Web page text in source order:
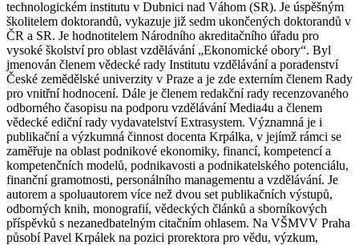
technologickém institutu v Dubnici nad Váhom (SR). Je úspěšným
školitelem doktorandů, vykazuje již sedm ukončených doktorandů v
ČR a SR. Je hodnotitelem Národního akreditačního úřadu pro
vysoké školství pro oblast vzdělávání „Ekonomické obory“. Byl
jmenován členem vědecké rady Institutu vzdělávání a poradenství
České zemědělské univerzity v Praze a je zde externím členem Rady
pro vnitřní hodnocení. Dále je členem redakční rady recenzovaného
odborného časopisu na podporu vzdělávání Media4u a členem
vědecké ediční rady vydavatelství Extrasystem. Významná je i
publikační a výzkumná činnost docenta Krpálka, v jejímž rámci se
zaměřuje na oblast podnikové ekonomiky, financí, kompetencí a
kompetenčních modelů, podnikavosti a podnikatelského potenciálu,
finanční gramotnosti, personálního managementu a vzdělávání. Je
autorem a spoluautorem více než dvou set publikačních výstupů,
odborných knih, monografií, vědeckých článků a sborníkových
příspěvků s nezanedbatelným citačním ohlasem. Na VŠMVV Praha
působí Pavel Krpálek na pozici prorektora pro vědu, výzkum,